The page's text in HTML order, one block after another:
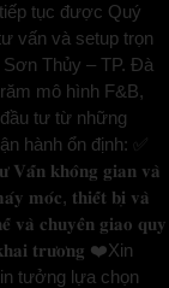
tục được Quý
vấn và setup trọn
Thủy – TP. Đà
mô hình F&B,
tư từ những
hành ổn định: ✅
𝐕𝐚̂́𝐧 𝐤𝐡𝐨̂𝐧𝐠 𝐠𝐢𝐚𝐧 𝐯𝐚̀
𝐦𝐨́𝐜, 𝐭𝐡𝐢𝐞̂́𝐭 𝐛𝐢̣ 𝐯𝐚̀
𝐯𝐚̀ 𝐜𝐡𝐮𝐲𝐞̂̉𝐧 𝐠𝐢𝐚𝐨 𝐪𝐮𝐲
𝐭𝐫𝐮̛𝐨̛𝐧𝐠 ❤️Xin
tưởng lựa chọn